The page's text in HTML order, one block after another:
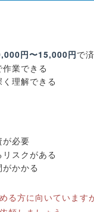
円〜15,000円で
業できる
理解できる
が必要
スクがある
かかる
る方に向いています